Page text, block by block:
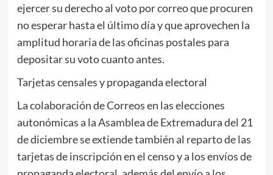
ejercer su derecho al voto por correo que procuren
no esperar hasta el último día y que aprovechen la
amplitud horaria de las oficinas postales para
depositar su voto cuanto antes.
Tarjetas censales y propaganda electoral
La colaboración de Correos en las elecciones
autonómicas a la Asamblea de Extremadura del 21
de diciembre se extiende también al reparto de las
tarjetas de inscripción en el censo y a los envíos de